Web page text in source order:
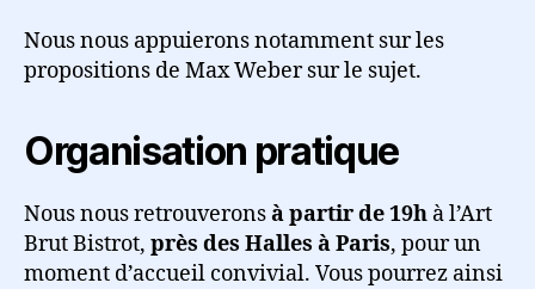
choisir
entre
convictions
?
Nous nous appuierons notamment sur les
propositions de Max Weber sur le sujet.
Organisation pratique
Nous nous retrouveronsà partir de 19h à l’Art
Brut Bistrot, près des Halles à Paris, pour un
moment d’accueil convivial. Vous pourrez ainsi